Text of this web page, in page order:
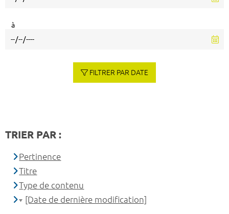
à
FILTRER PAR DATE
TRIER PAR :
Pertinence
Titre
Type de contenu
[Date de dernière modification]